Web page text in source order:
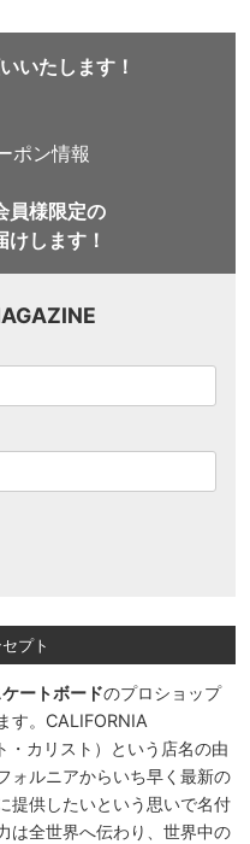
いたします！
ポン情報
員様限定の
します！
プト
ートボードのプロショップ
す。CALIFORNIA
・カリスト）という店名の由
ォルニアからいち早く最新の
提供したいという思いで名付
は全世界へ伝わり、世界中の